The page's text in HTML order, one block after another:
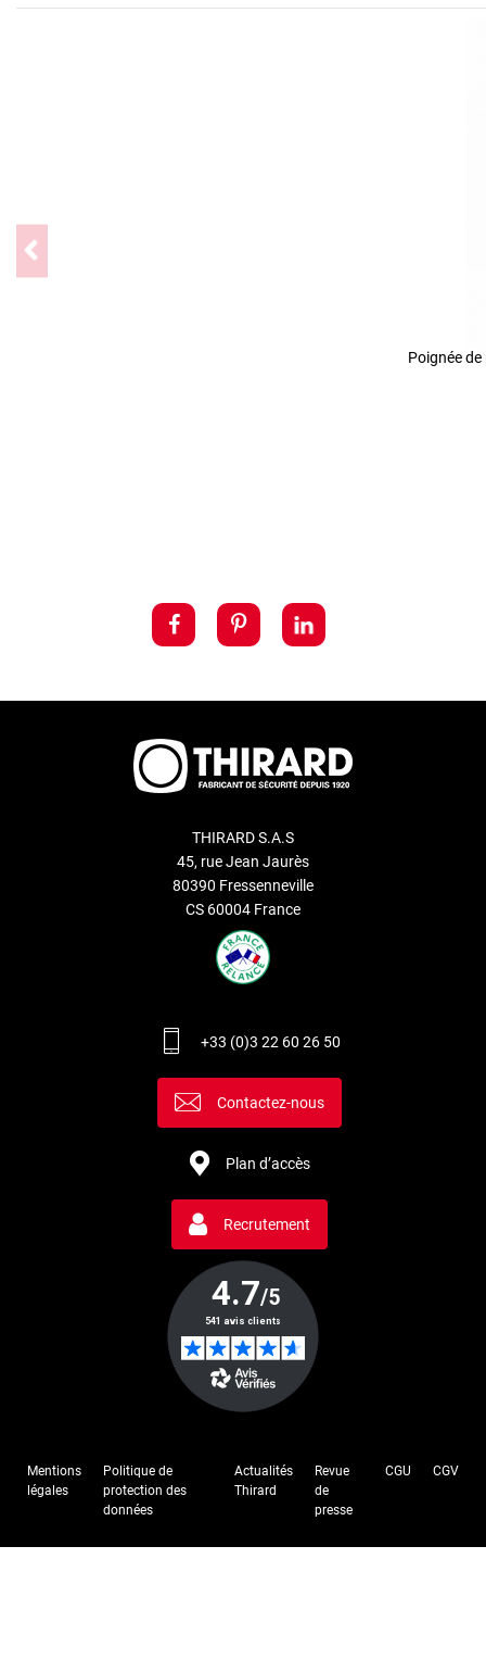
Poignée de
THIRARD S.A.S
45, rue Jean Jaurès
80390 Fressenneville
CS 60004 France
+33 (0)3 22 60 26 50
Contactez-nous
Plan d’accès
Recrutement
Mentions
légales
Politique de
protection des
données
Actualités
Thirard
Revue
de
presse
CGU CGV